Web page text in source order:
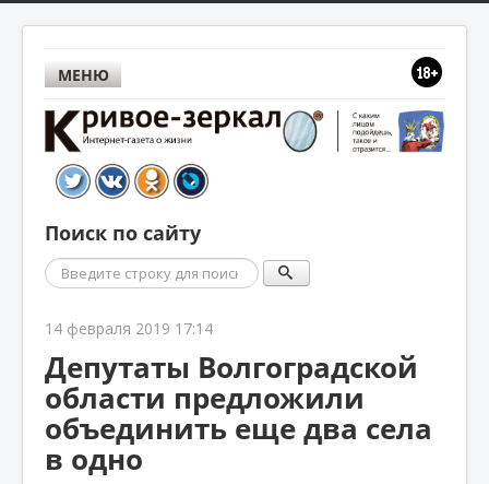
МЕНЮ
Поиск по сайту
Поиск
14 февраля 2019 17:14
Депутаты Волгоградской
области предложили
объединить еще два села
в одно